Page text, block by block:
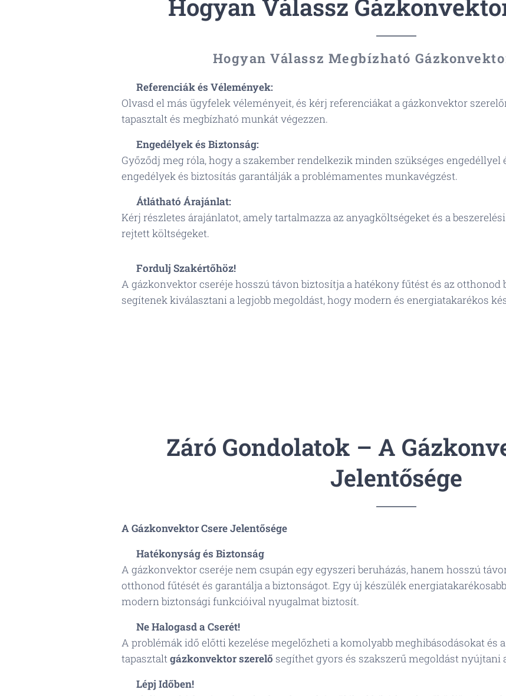
Hogyan Válassz
Hogyan Válassz Megbízható
Referenciák és Vélemények:
Olvasd el más ügyfelek véleményeit, és kérj referenciákat a gázkonvektor
tapasztalt és megbízható munkát végezzen.
Engedélyek és Biztonság:
Győződj meg róla, hogy a szakember rendelkezik minden szükséges engedéllyel
engedélyek és biztosítás garantálják a problémamentes munkavégzést.
Átlátható Árajánlat:
Kérj részletes árajánlatot, amely tartalmazza az anyagköltségeket és a
rejtett költségeket.
Fordulj Szakértőhöz!
A gázkonvektor cseréje hosszú távon biztosítja a hatékony fűtést és az otthonod
segítenek kiválasztani a legjobb megoldást, hogy modern és energiatakarékos
Záró Gondolatok – A
Jelentősége
A Gázkonvektor Csere Jelentősége
Hatékonyság és Biztonság
A gázkonvektor cseréje nem csupán egy egyszeri beruházás, hanem hosszú
otthonod fűtését és garantálja a biztonságot. Egy új készülék
modern biztonsági funkcióival nyugalmat biztosít.
Ne Halogasd a Cserét!
A problémák idő előtti kezelése megelőzheti a komolyabb meghibásodásokat és
tapasztaltgázkonvektor szerelő segíthet gyors és szakszerű megoldást nyújtani
Lépj Időben!